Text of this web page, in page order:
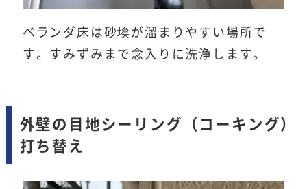
ベランダ床は砂埃が溜まりやすい場所で
す。すみずみまで念入りに洗浄します。
外壁の目地シーリング（コーキング）
打ち替え